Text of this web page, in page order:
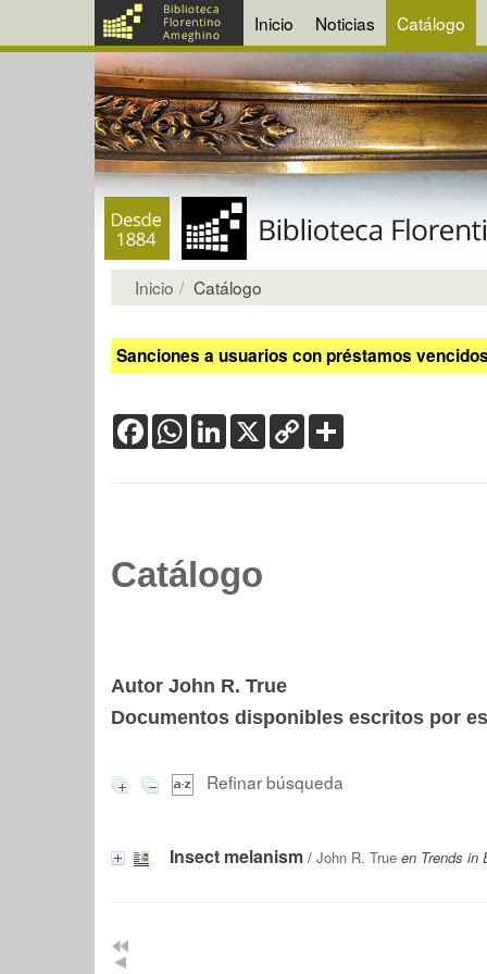
Inicio Noticias Catálogo
Inicio Catálogo
Sanciones a usuarios con préstamos
FacebookWhatsApp
LinkedIn
X Copy
Link
Catálogo
Autor John R. True
Documentos disponibles escritos por
Refinar búsqueda
Insect melanism / John R. True en Trends in